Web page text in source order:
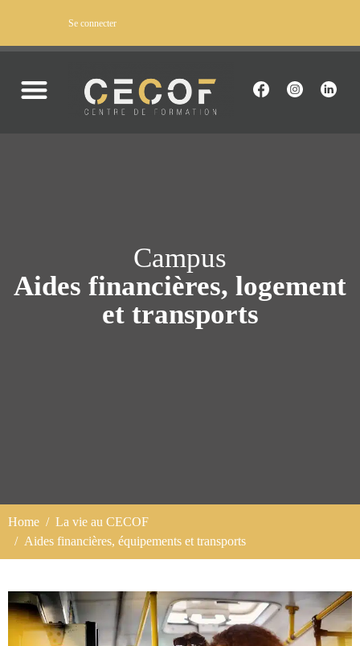
Se connecter
Campus
Aides financières, logement
et transports
Home
La vie au CECOF
Aides financières, équipements et transports